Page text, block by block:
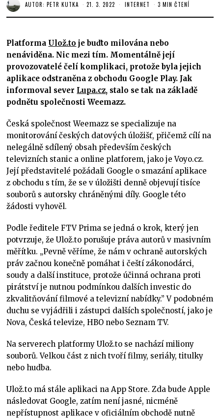
AUTOR:PETR KUTKA 21. 3. 2022 INTERNET 3 MIN ČTENÍ
Platforma Ulož.to je buďto milována nebo
nenáviděna. Nic mezi tím. Momentálně její
provozovatelé čelí komplikaci, protože byla jejich
aplikace odstraněna z obchodu Google Play. Jak
informoval sever Lupa.cz, stalo se tak na základě
podnětu společnosti Weemazz.
Česká společnost Weemazz se specializuje na
monitorování českých datových úložišť, přičemž cílí na
nelegálně sdílený obsah především českých
televizních stanic a online platforem, jako je Voyo.cz.
Její představitelé požádali Google o smazání aplikace
z obchodu s tím, že se v úložišti denně objevují tisíce
souborů s autorsky chráněnými díly. Google této
žádosti vyhověl.
Podle ředitele FTV Prima se jedná o krok, který jen
potvrzuje, že Ulož.to porušuje práva autorů v masivním
měřítku. „Pevně věříme, že nám v ochraně autorských
práv začnou konečně pomáhat i čeští zákonodárci,
soudy a další instituce, protože účinná ochrana proti
pirátství je nutnou podmínkou dalších investic do
zkvalitňování filmové a televizní nabídky.” V podobném
duchu se vyjádřili i zástupci dalších společností, jako je
Nova, Česká televize, HBO nebo Seznam TV.
Na serverech platformy Ulož.to se nachází miliony
souborů. Velkou část z nich tvoří filmy, seriály, titulky
nebo hudba.
Ulož.to má stále aplikaci na App Store. Zda bude Apple
následovat Google, zatím není jasné, nicméně
nepřístupnost aplikace v oficiálním obchodě nutně